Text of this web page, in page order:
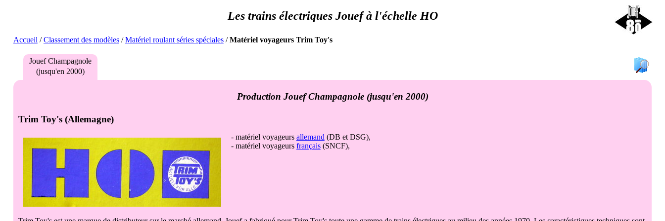
Accueil /Classement des modèles/Matériel roulant séries spéciales/Matériel voyageurs Trim Toy's
Trim Toy's (Allemagne)
- matériel voyageurs allemand (DB et DSG),
- matériel voyageurs français(SNCF),